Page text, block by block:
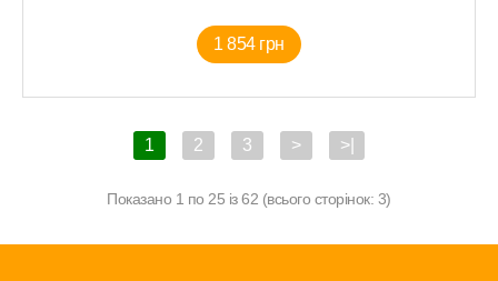
1 854 грн
1 2 3 > >|
Показано 1 по 25 із 62 (всього сторінок: 3)